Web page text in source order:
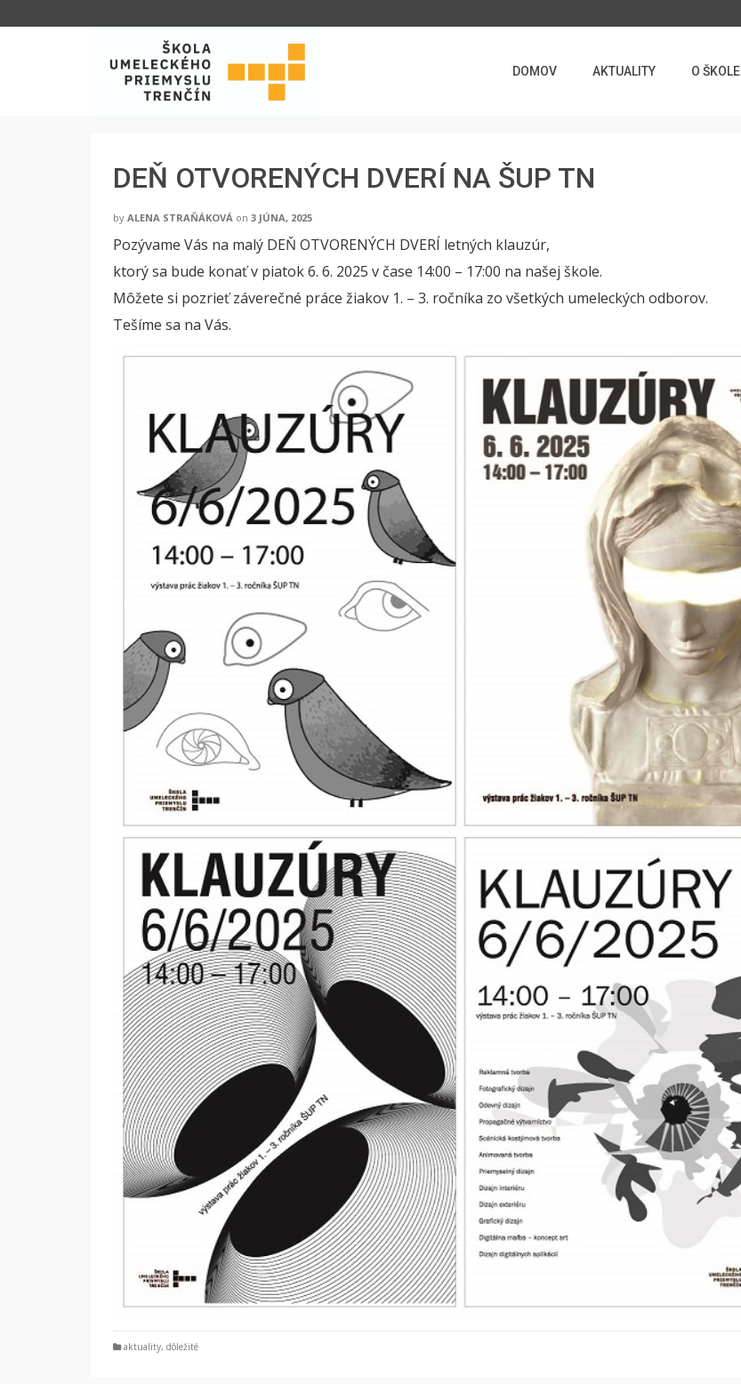
DOMOV AKTUALITY O ŠKOLE
DEŇ OTVORENÝCH DVERÍ NA ŠUP TN
by ALENA STRAŇÁKOVÁ on 3 JÚNA, 2025
Pozývame Vás na malý DEŇ OTVORENÝCH DVERÍ letných klauzúr,
ktorý sa bude konať v piatok 6. 6. 2025 v čase 14:00 – 17:00 na našej škole.
Môžete si pozrieť záverečné práce žiakov 1. – 3. ročníka zo všetkých umeleckých odborov.
Tešíme sa na Vás.
aktuality, dôležité